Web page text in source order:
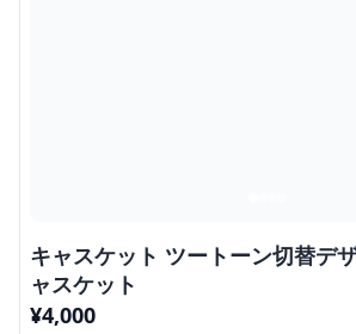
キャスケット ツートーン切替デ
ャスケット
¥4,000